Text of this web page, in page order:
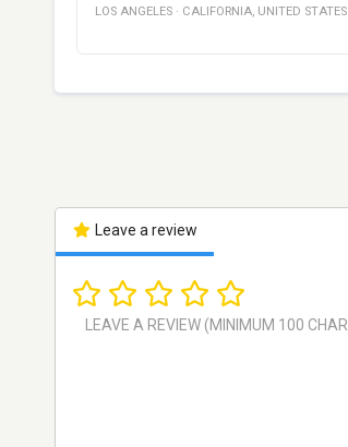
LOS ANGELES · CALIFORNIA, UNITED STATES
Leave a review